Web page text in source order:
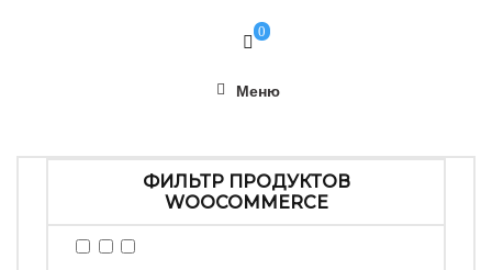
0
Меню
ФИЛЬТР ПРОДУКТОВ
WOOCOMMERCE